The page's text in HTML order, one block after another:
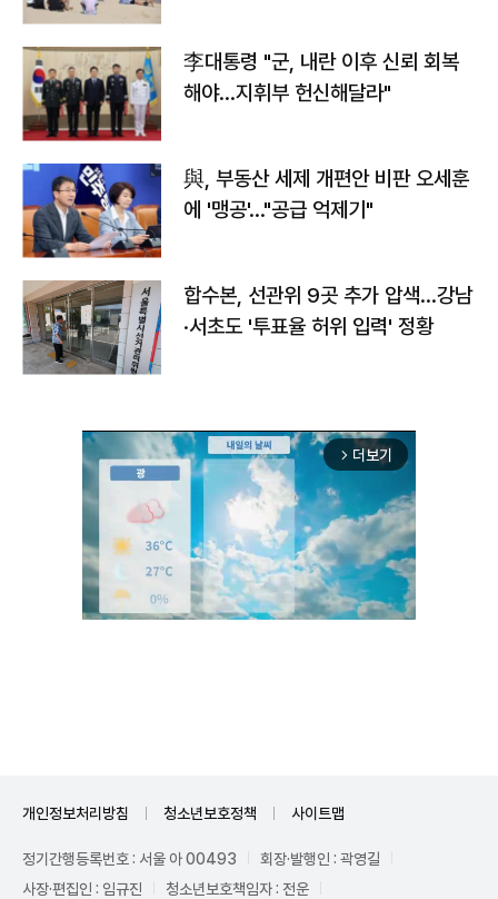
李대통령 "군, 내란 이후 신뢰 회복
해야…지휘부 헌신해달라"
與, 부동산 세제 개편안 비판 오세훈
에 '맹공'…"공급 억제기"
합수본, 선관위 9곳 추가 압색…강남
·서초도 '투표율 허위 입력' 정황
arrow_forward_ios 더보기
개인정보처리방침 청소년보호정책 사이트맵
정기간행등록번호 : 서울 아 00493
회장·발행인 : 곽영길
사장·편집인 : 임규진
청소년보호책임자 : 전운